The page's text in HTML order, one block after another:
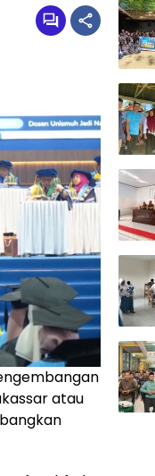
atau